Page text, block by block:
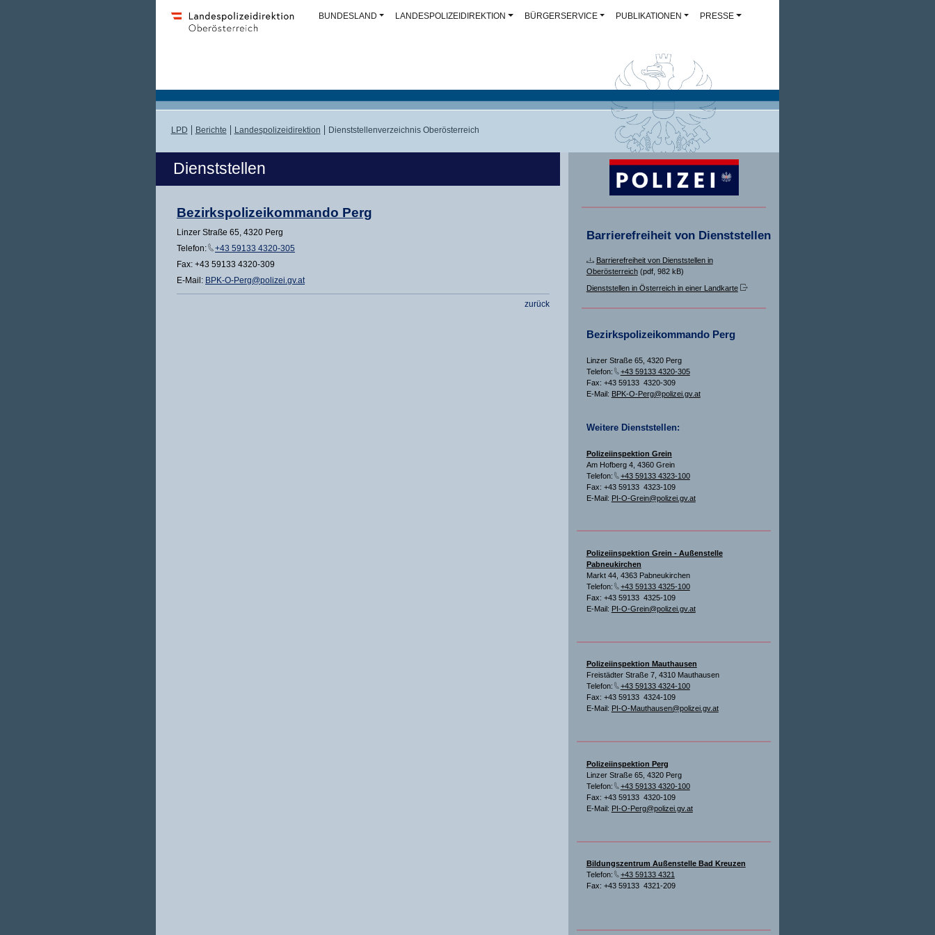
BUNDESLAND LANDESPOLIZEIDIREKTION BÜRGERSERVICE PUBLIKATIONEN PRESSE
LPD Berichte Landespolizeidirektion Dienststellenverzeichnis Oberösterreich
Dienststellen
Bezirkspolizeikommando Perg
Linzer Straße 65, 4320 Perg
Telefon:
+43 59133 4320-305
Fax: +43 59133 4320-309
E-Mail: BPK-O-Perg@polizei.gv.at
zurück
Barrierefreiheit von Dienststellen
Barrierefreiheit von Dienststellen in
Oberösterreich(pdf, 982 kB)
Dienststellen in Österreich in einer Landkarte
Bezirkspolizeikommando Perg
Linzer Straße 65, 4320 Perg
Telefon:
+43 59133 4320-305
Fax: +43 59133 4320-309
E-Mail: BPK-O-Perg@polizei.gv.at
Weitere Dienststellen:
Polizeiinspektion Grein
Am Hofberg 4, 4360 Grein
Telefon:
+43 59133 4323-100
Fax: +43 59133 4323-109
E-Mail: PI-O-Grein@polizei.gv.at
Polizeiinspektion Grein - Außenstelle
Pabneukirchen
Markt 44, 4363 Pabneukirchen
Telefon:
+43 59133 4325-100
Fax: +43 59133 4325-109
E-Mail: PI-O-Grein@polizei.gv.at
Polizeiinspektion Mauthausen
Freistädter Straße 7, 4310 Mauthausen
Telefon:
+43 59133 4324-100
Fax: +43 59133 4324-109
E-Mail: PI-O-Mauthausen@polizei.gv.at
Polizeiinspektion Perg
Linzer Straße 65, 4320 Perg
Telefon:
+43 59133 4320-100
Fax: +43 59133 4320-109
E-Mail: PI-O-Perg@polizei.gv.at
Bildungszentrum Außenstelle Bad Kreuzen
Telefon:
+43 59133 4321
Fax: +43 59133 4321-209